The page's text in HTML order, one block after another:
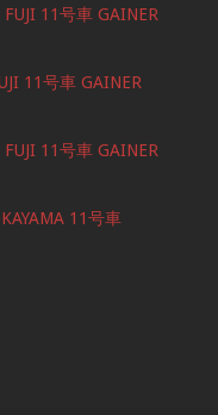
11号車 GAINER
11号車 GAINER
11号車 GAINER
11号車